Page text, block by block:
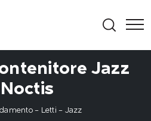
Jazz
- Letti - Jazz